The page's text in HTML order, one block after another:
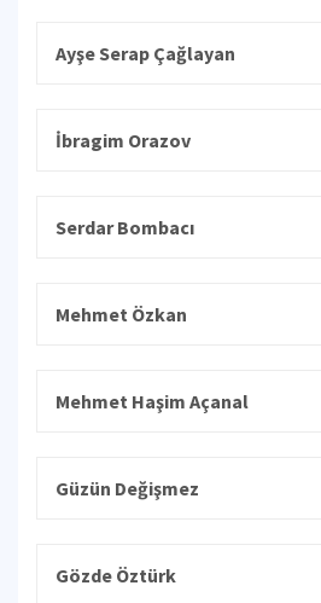
Ayşe Serap Çağlayan
İbragim Orazov
Serdar Bombacı
Mehmet Özkan
Mehmet Haşim Açanal
Güzün Değişmez
Gözde Öztürk